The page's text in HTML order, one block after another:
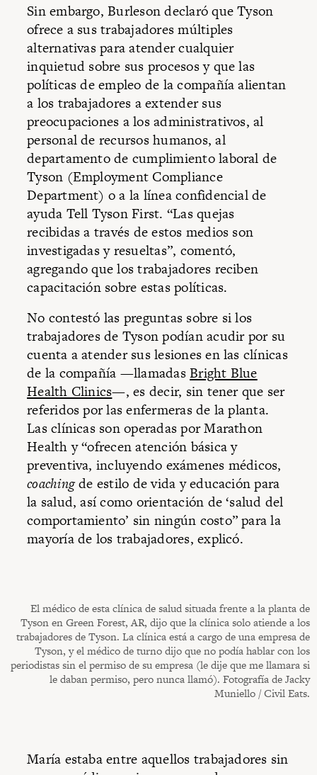
Sin embargo, Burleson declaró que Tyson
ofrece a sus trabajadores múltiples
alternativas para atender cualquier
inquietud sobre sus procesos y que las
políticas de empleo de la compañía alientan
a los trabajadores a extender sus
preocupaciones a los administrativos, al
personal de recursos humanos, al
departamento de cumplimiento laboral de
Tyson (Employment Compliance
Department) o a la línea confidencial de
ayuda Tell Tyson First. “Las quejas
recibidas a través de estos medios son
investigadas y resueltas”, comentó,
agregando que los trabajadores reciben
capacitación sobre estas políticas.
No contestó las preguntas sobre si los
trabajadores de Tyson podían acudir por su
cuenta a atender sus lesiones en las clínicas
de la compañía —llamadasBright Blue
Health Clinics—, es decir, sin tener que ser
referidos por las enfermeras de la planta.
Las clínicas son operadas por Marathon
Health y “ofrecen atención básica y
preventiva, incluyendo exámenes médicos,
coachingde estilo de vida y educación para
la salud, así como orientación de ‘salud del
comportamiento’ sin ningún costo” para la
mayoría de los trabajadores, explicó.
El médico de esta clínica de salud situada frente a la planta de
Tyson en Green Forest, AR, dijo que la clínica solo atiende a los
trabajadores de Tyson. La clínica está a cargo de una empresa de
Tyson, y el médico de turno dijo que no podía hablar con los
periodistas sin el permiso de su empresa (le dije que me llamara si
le daban permiso, pero nunca llamó). Fotografía de Jacky
Muniello / Civil Eats.
María estaba entre aquellos trabajadores sin